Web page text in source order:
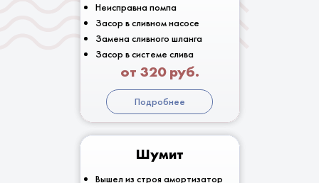
Подробнее
от 320 руб.
Неисправна помпа
Засор в сливном насосе
Замена сливного шланга
Засор в системе слива
Шумит
Вышел из строя амортизатор